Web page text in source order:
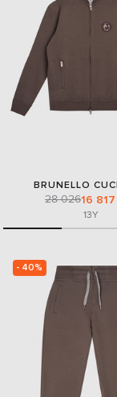
BRUNELLO
28 02616 817
13Y
- 40%